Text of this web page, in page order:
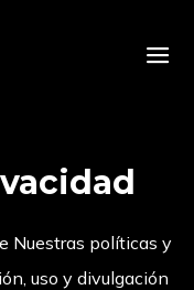
Nuestras políticas y
uso y divulgación